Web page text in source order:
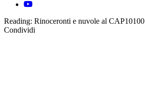
Reading: Rinoceronti e nuvole al CAP10100
Condividi